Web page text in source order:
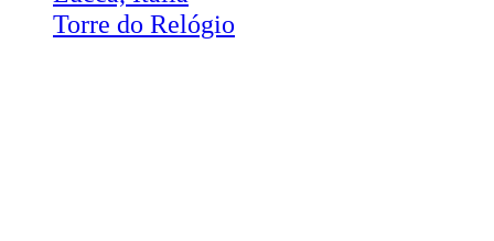
Torre do Relógio